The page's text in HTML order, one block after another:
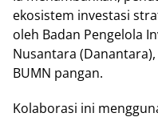
ekosistem investasi
oleh Badan Pengelola
Nusantara
BUMN pangan.
Kolaborasi ini